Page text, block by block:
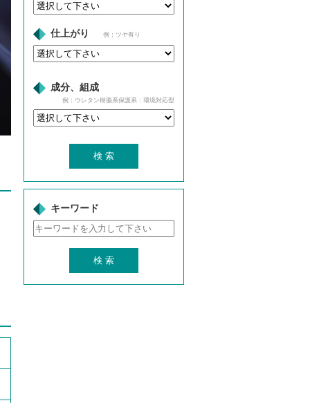
仕上がり 例：ツヤ有り
成分、組成
例：ウレタン樹脂系保護系：環境対応型
キーワード